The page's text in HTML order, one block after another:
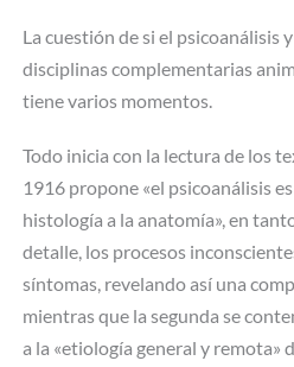
La cuestión de si el psicoanálisis
disciplinas complementarias
tiene varios momentos.
Todo inicia con la lectura de los
1916 propone «el psicoanálisis
histología a la anatomía», en
detalle, los procesos
síntomas, revelando así una
mientras que la segunda se
a la «etiología general y remota»